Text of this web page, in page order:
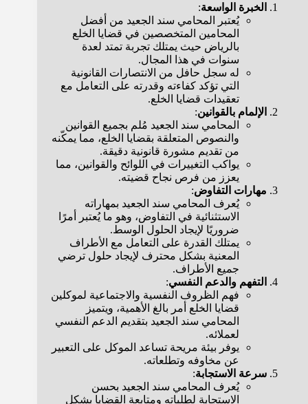
الخبرة الواسعة:
يُعتبر المحامي سند الجعيد من أفضل
المحامين المتخصصين في قضايا الخلع
بالرياض حيث يمتلك تجربة تمتد لعدة
سنوات في هذا المجال.
له سجل حافل من الانتصارات القانونية
التي تؤكد كفاءته وقدرته على التعامل مع
تعقيدات قضايا الخلع.
الإلمام بالقوانين:
المحامي سند الجعيد مُلم بجميع القوانين
والنصوص المتعلقة بقضايا الخلع، مما يمكّنه
من تقديم مشورة قانونية دقيقة.
يواكب التغييرات في اللوائح والقوانين، مما
يعزز من فرص نجاح قضيته.
مهارات التفاوض:
يُعرف المحامي سند الجعيد بمهاراته
الاستثنائية في التفاوض، وهو ما يُعتبر أمرًا
ضروريًا لإيجاد الحلول الوسط.
يمتلك القدرة على التعامل مع الأطراف
المعنية بشكل محترف لإيجاد حلول ترضي
جميع الأطراف.
التفهم والدعم النفسي:
فهم الظروف النفسية والاجتماعية لموكلين
قضايا الخلع أمر بالغ الأهمية، ويتميز
المحامي سند الجعيد بتقديم الدعم النفسي
لعملائه.
يوفر بيئة مريحة تساعد الموكل على التعبير
عن مخاوفه وتطلعاته.
سرعة الاستجابة:
يُعرف المحامي سند الجعيد بحسن
الاستجابة لطلباته ومتابعة القضايا بشكل